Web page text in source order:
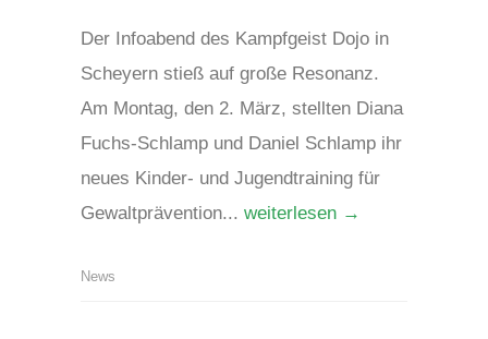
Der Infoabend des Kampfgeist Dojo in
Scheyern stieß auf große Resonanz.
Am Montag, den 2. März, stellten Diana
Fuchs-Schlamp und Daniel Schlamp ihr
neues Kinder- und Jugendtraining für
Gewaltprävention... weiterlesen →
News